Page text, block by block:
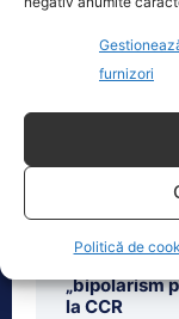
furnizori
Politică de
Ultimele
Un aeroport
Diana
intentat
Un fost
„bipolarism
la CCR